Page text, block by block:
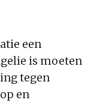
een
is moeten
tegen
en